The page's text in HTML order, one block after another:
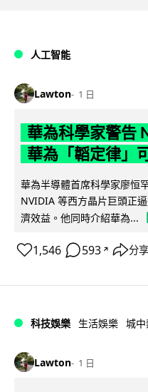
人工智能
Lawton 1 日
華為科學家警告
華為「韜定律」
華為半導體首席科學家廖恒
NVIDIA 等西方晶片巨頭正
濟效益。他同時介紹華為...
1,546 593 ↗ 分享
科技娛樂 生活娛樂 城
Lawton 1 日